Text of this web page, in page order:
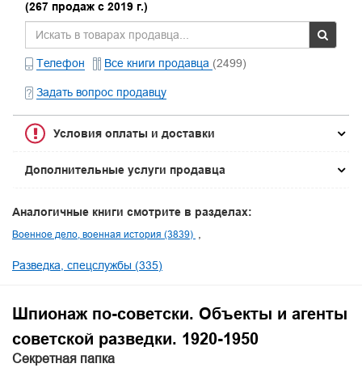
(267 продаж с 2019 г.)
Телефон Все книги продавца (2499)
Задать вопрос продавцу
Условия оплаты и доставки
Дополнительные услуги продавца
Аналогичные книги смотрите в разделах:
Военное дело, военная история (3839)
Разведка, спецслужбы (335)
Шпионаж по-советски. Объекты и агенты
советской разведки. 1920-1950
Секретная папка